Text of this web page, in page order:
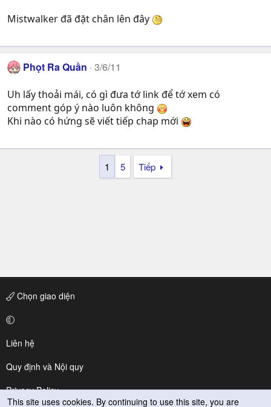
Mistwalker đã đặt chân lên đây
Phọt Ra Quần 3/6/11
Uh lấy thoải mái, có gì đưa tớ link để tớ xem có
comment góp ý nào luôn không
Khi nào có hứng sẽ viết tiếp chap mới
1 5 Tiếp
Chọn giao diện
Liên hệ
Quy định và Nội quy
Privacy Policy
This site uses cookies. By continuing to use this site, you are